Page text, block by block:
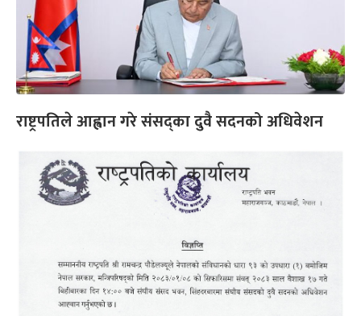
राष्ट्रपतिले आह्वान गरे संसद्का दुवै सदनको अधिवेशन